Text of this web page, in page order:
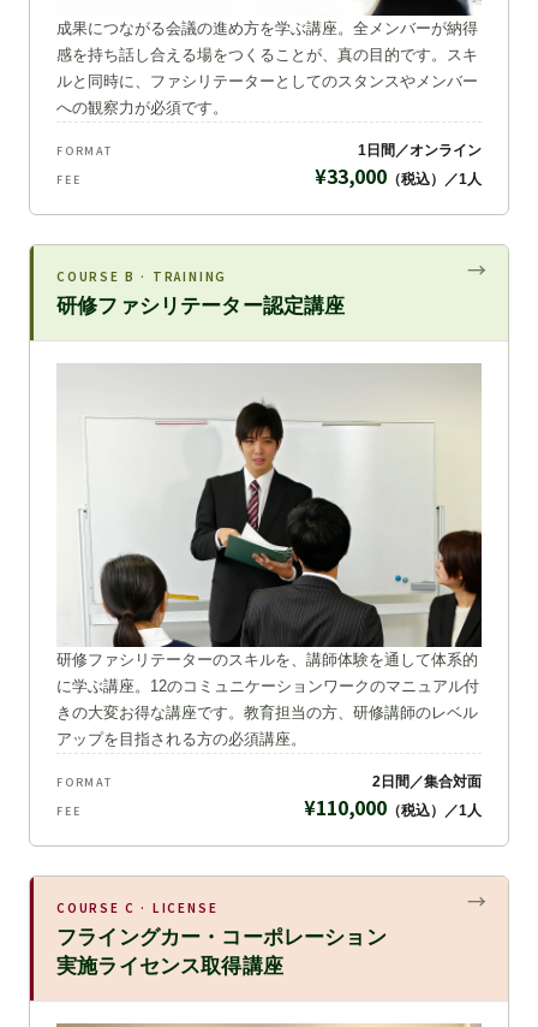
成果につながる会議の進め方を学ぶ講座。全メンバーが納得
感を持ち話し合える場をつくることが、真の目的です。スキ
ルと同時に、ファシリテーターとしてのスタンスやメンバー
への観察力が必須です。
FORMAT 1日間／オンライン
FEE ¥33,000 （税込）／1人
COURSE B · TRAINING
研修ファシリテーター認定講座
研修ファシリテーターのスキルを、講師体験を通して体系的
に学ぶ講座。12のコミュニケーションワークのマニュアル付
きの大変お得な講座です。教育担当の方、研修講師のレベル
アップを目指される方の必須講座。
FORMAT 2日間／集合対面
FEE ¥110,000 （税込）／1人
COURSE C · LICENSE
フライングカー・コーポレーション
実施ライセンス取得講座